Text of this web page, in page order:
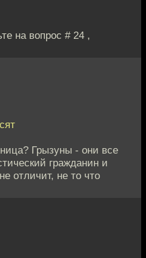
на вопрос # 24 ,
Грызуны - они все
гражданин и
отличит, не то что